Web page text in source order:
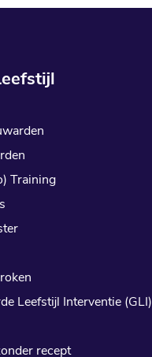
Training
Leefstijl Interventie (GLI)
recept